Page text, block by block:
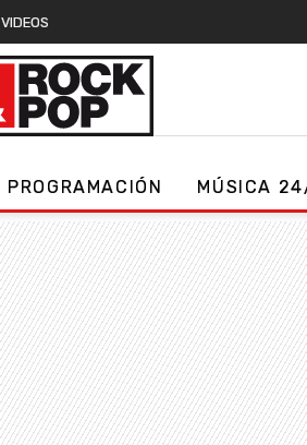
VIDEOS
PROGRAMACIÓN MÚSICA